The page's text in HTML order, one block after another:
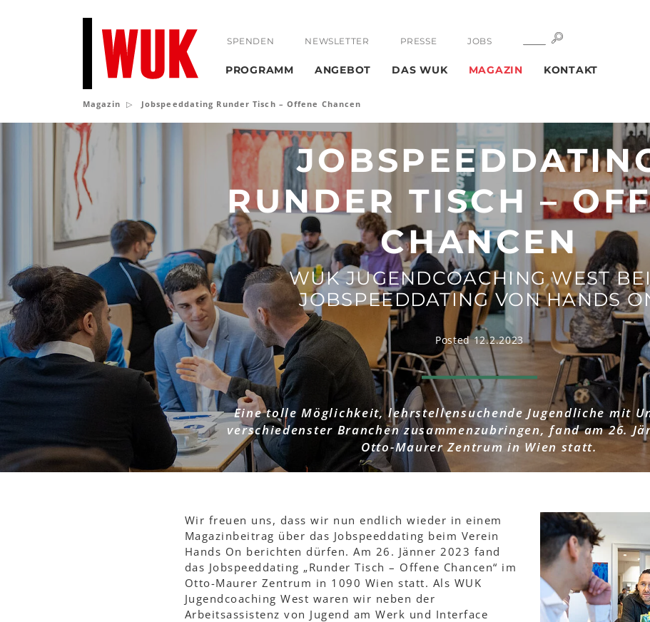
SPENDEN NEWSLETTER PRESSE JOBS SUCHE
PROGRAMM ANGEBOT DAS WUK MAGAZIN KONTAKT
Magazin Jobspeeddating Runder Tisch – Offene Chancen
Jobspeeddating
Runder
Tisch
Offene
Chancen
RUNDER TISCH –
CHANCEN
WUK JUGENDCOACHING WEST
JOBSPEEDDATING VON HANDS
Posted 12.2.2023
Eine tolle Möglichkeit, lehrstellensuchende Jugendliche mit
verschiedenster Branchen zusammenzubringen, fand am 26.
Otto-Maurer Zentrum in Wien statt.
Wir freuen uns, dass wir nun endlich wieder in einem
Magazinbeitrag über das Jobspeeddating beim Verein
Hands On berichten dürfen. Am 26. Jänner 2023 fand
das Jobspeeddating „Runder Tisch – Offene Chancen“ im
Otto-Maurer Zentrum in 1090 Wien statt. Als WUK
Jugendcoaching West waren wir neben der
Arbeitsassistenz von Jugend am Werk und Interface